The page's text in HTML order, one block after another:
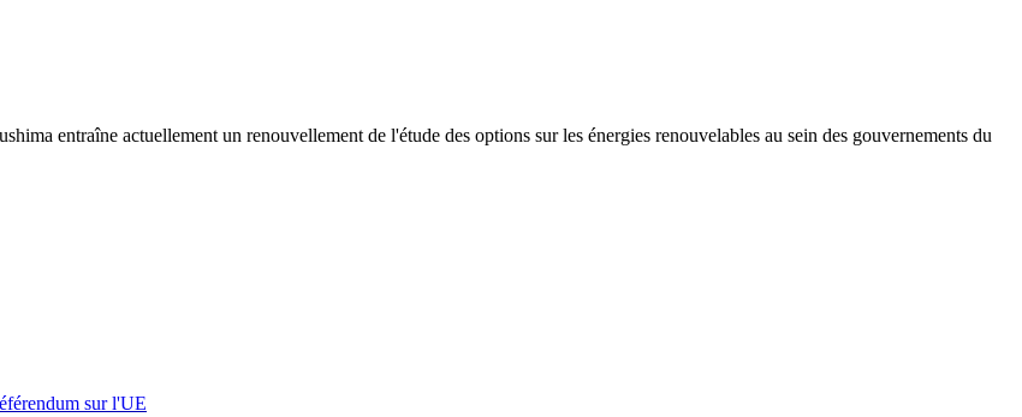
entraîne actuellement un renouvellement de l'étude des options sur les énergies renouvelables au sein des gouvernements du
sur l'UE